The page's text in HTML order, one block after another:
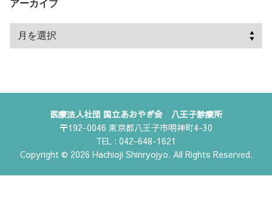
アーカイブ
ー
ブ
医療法人社団 国立あおやぎ会 八王子診療所
〒192-0046 東京都八王子市明神町4-30
TEL : 042-648-1621
Copyright © 2026 Hachioji Shinryojyo. All Rights Reserved.